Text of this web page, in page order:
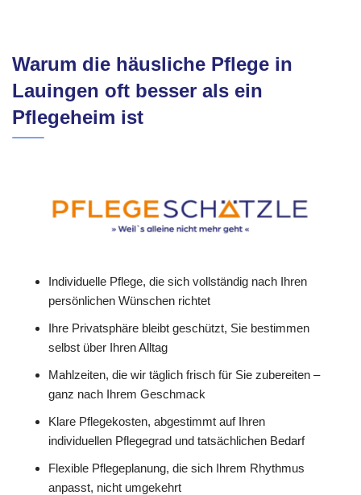
Warum die häusliche Pflege in
Lauingen oft besser als ein
Pflegeheim ist
Individuelle Pflege, die sich vollständig nach Ihren
persönlichen Wünschen richtet
Ihre Privatsphäre bleibt geschützt, Sie bestimmen
selbst über Ihren Alltag
Mahlzeiten, die wir täglich frisch für Sie zubereiten –
ganz nach Ihrem Geschmack
Klare Pflegekosten, abgestimmt auf Ihren
individuellen Pflegegrad und tatsächlichen Bedarf
Flexible Pflegeplanung, die sich Ihrem Rhythmus
anpasst, nicht umgekehrt